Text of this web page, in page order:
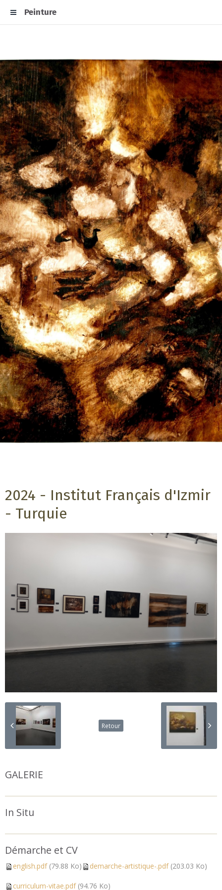
Peinture
2024 - Institut Français d'Izmir
- Turquie
Retour
GALERIE
In Situ
Démarche et CV
english.pdf(79.88 Ko) demarche-artistique-.pdf(203.03 Ko)
curriculum-vitae.pdf(94.76 Ko)